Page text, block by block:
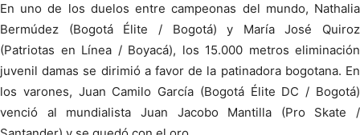
En uno de los duelos entre campeonas del mundo, Nathalia
Bermúdez (Bogotá Élite / Bogotá) y María José Quiroz
(Patriotas en Línea / Boyacá), los 15.000 metros eliminación
juvenil damas se dirimió a favor de la patinadora bogotana. En
los varones, Juan Camilo García (Bogotá Élite DC / Bogotá)
venció al mundialista Juan Jacobo Mantilla (Pro Skate /